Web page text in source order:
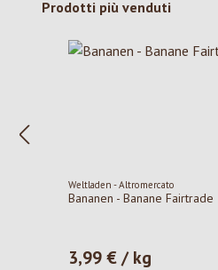
Salta la galleria dei prodotti
Prodotti più venduti
Weltladen - Altromercato
Bananen - Banane Fairtrade
Prezzo normale:
3,99 € / kg